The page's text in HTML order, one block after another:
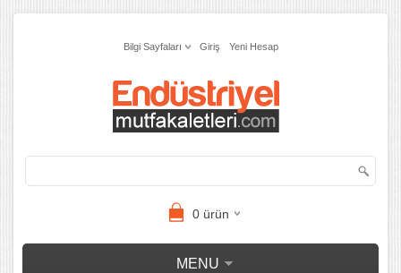
Bilgi Sayfaları Giriş Yeni Hesap
0ürün
MENU